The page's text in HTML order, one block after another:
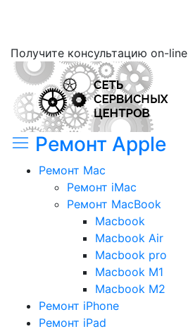
Получите консультацию on-line
Ремонт Apple
Ремонт Mac
Ремонт iMac
Ремонт MacBook
Macbook
Macbook Air
Macbook pro
Macbook M1
Macbook M2
Ремонт iPhone
Ремонт iPad